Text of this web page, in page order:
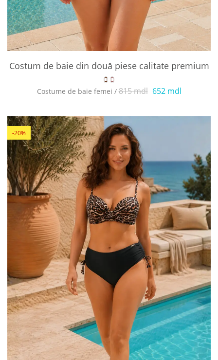
Costum de baie din două piese calitate premium
Costume de baie femei /815 mdl 652 mdl
-20%